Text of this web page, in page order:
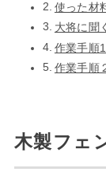
使った材
大将に聞
作業手順
作業手順
木製フェ